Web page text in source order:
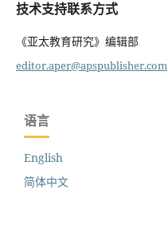
技术支持联系方式
《亚太教育研究》编辑部
editor.aper@apspublisher.com
语言
English
简体中文